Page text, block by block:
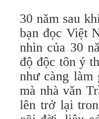
30 năm sau
bạn đọc Việt
nhìn của 30
độ độc tôn ý
như càng làm
mà nhà văn
lên trở lại